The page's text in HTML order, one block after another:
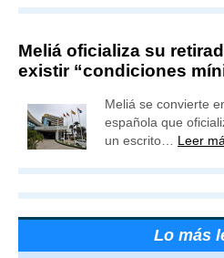
Meliá oficializa su
existir “condiciones
Meliá se convierte
española que
un escrito… Leer
Lo más